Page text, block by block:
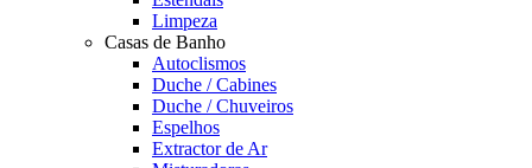
Limpeza
Casas de Banho
Autoclismos
Duche / Cabines
Duche / Chuveiros
Espelhos
Extractor de Ar